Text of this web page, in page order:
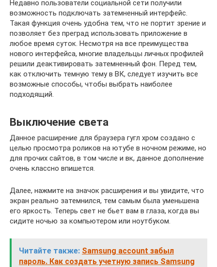
Недавно пользователи социальной сети получили
возможность подключать затемненный интерфейс.
Такая функция очень удобна тем, что не портит зрение и
позволяет без преград использовать приложение в
любое время суток. Несмотря на все преимущества
нового интерфейса, многие владельцы личных профилей
решили деактивировать затемненный фон. Перед тем,
как отключить темную тему в ВК, следует изучить все
возможные способы, чтобы выбрать наиболее
подходящий.
Выключение света
Данное расширение для браузера гугл хром создано с
целью просмотра роликов на ютубе в ночном режиме, но
для прочих сайтов, в том числе и вк, данное дополнение
очень классно впишется.
Далее, нажмите на значок расширения и вы увидите, что
экран реально затемнился, тем самым была уменьшена
его яркость. Теперь свет не бьет вам в глаза, когда вы
сидите ночью за компьютером или ноутбуком.
Читайте также: Samsung account забыл
пароль. Как создать учетную запись Samsung